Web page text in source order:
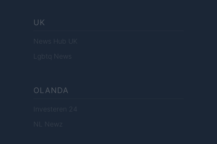
UK
News Hub UK
Lgbtq News
OLANDA
Investeren 24
NL Newz